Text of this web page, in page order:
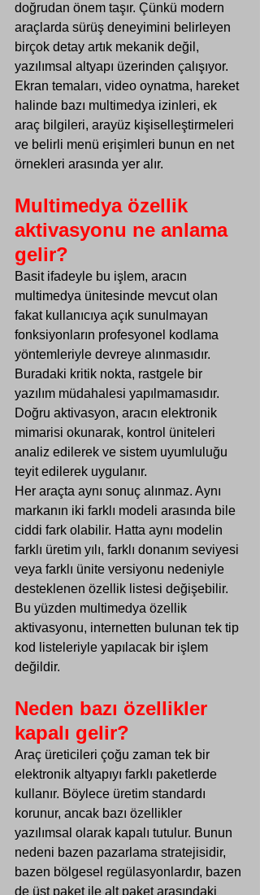
doğrudan önem taşır. Çünkü modern
araçlarda sürüş deneyimini belirleyen
birçok detay artık mekanik değil,
yazılımsal altyapı üzerinden çalışıyor.
Ekran temaları, video oynatma, hareket
halinde bazı multimedya izinleri, ek
araç bilgileri, arayüz kişiselleştirmeleri
ve belirli menü erişimleri bunun en net
örnekleri arasında yer alır.
Multimedya özellik
aktivasyonu ne anlama
gelir?
Basit ifadeyle bu işlem, aracın
multimedya ünitesinde mevcut olan
fakat kullanıcıya açık sunulmayan
fonksiyonların profesyonel kodlama
yöntemleriyle devreye alınmasıdır.
Buradaki kritik nokta, rastgele bir
yazılım müdahalesi yapılmamasıdır.
Doğru aktivasyon, aracın elektronik
mimarisi okunarak, kontrol üniteleri
analiz edilerek ve sistem uyumluluğu
teyit edilerek uygulanır.
Her araçta aynı sonuç alınmaz. Aynı
markanın iki farklı modeli arasında bile
ciddi fark olabilir. Hatta aynı modelin
farklı üretim yılı, farklı donanım seviyesi
veya farklı ünite versiyonu nedeniyle
desteklenen özellik listesi değişebilir.
Bu yüzden multimedya özellik
aktivasyonu, internetten bulunan tek tip
kod listeleriyle yapılacak bir işlem
değildir.
Neden bazı özellikler
kapalı gelir?
Araç üreticileri çoğu zaman tek bir
elektronik altyapıyı farklı paketlerde
kullanır. Böylece üretim standardı
korunur, ancak bazı özellikler
yazılımsal olarak kapalı tutulur. Bunun
nedeni bazen pazarlama stratejisidir,
bazen bölgesel regülasyonlardır, bazen
de üst paket ile alt paket arasındaki